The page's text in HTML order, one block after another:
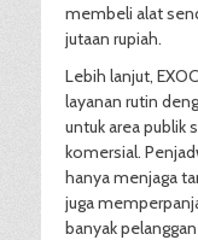
membeli alat
jutaan rupiah.
Lebih lanjut,
layanan rutin
untuk area publik
komersial.
hanya menjaga
juga
banyak